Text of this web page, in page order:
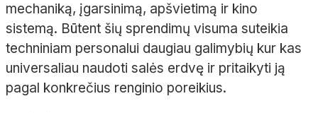
mechaniką, įgarsinimą, apšvietimą ir kino
sistemą. Būtent šių sprendimų visuma suteikia
techniniam personalui daugiau galimybių kur kas
universaliau naudoti salės erdvę ir pritaikyti ją
pagal konkrečius renginio poreikius.